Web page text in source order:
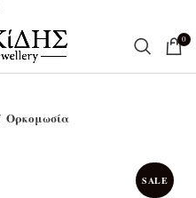
0
Ορκομωσία
SALE